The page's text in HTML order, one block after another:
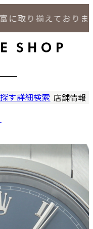
取り揃えております
す詳細検索 店舗情報
LIPS 札
LIPS 通信